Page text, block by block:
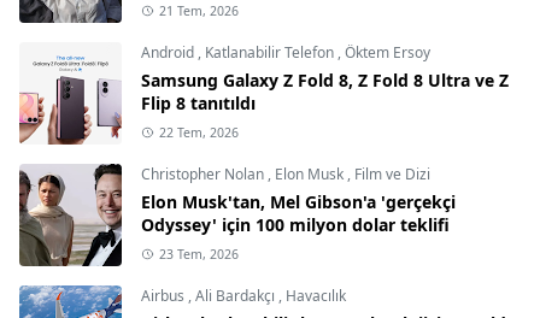
21 Tem, 2026
Android , Katlanabilir Telefon ,Öktem Ersoy
Samsung Galaxy Z Fold 8, Z Fold 8 Ultra ve Z
Flip 8 tanıtıldı
22 Tem, 2026
Christopher Nolan , Elon Musk , Film ve Dizi
Elon Musk'tan, Mel Gibson'a 'gerçekçi
Odyssey' için 100 milyon dolar teklifi
23 Tem, 2026
Airbus ,Ali Bardakçı , Havacılık